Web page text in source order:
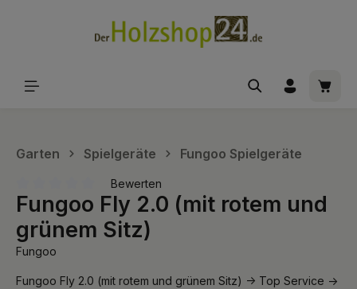
Garten Spielgeräte Fungoo Spielgeräte
Durchschnittliche Bewertung von 0 von 5 Sternen
Bewerten
Fungoo Fly 2.0 (mit rotem und
grünem Sitz)
Fungoo
Fungoo Fly 2.0 (mit rotem und grünem Sitz) -> Top Service ->